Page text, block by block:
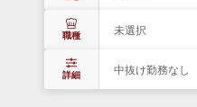
職種 未選択
詳細 中抜け勤務なし